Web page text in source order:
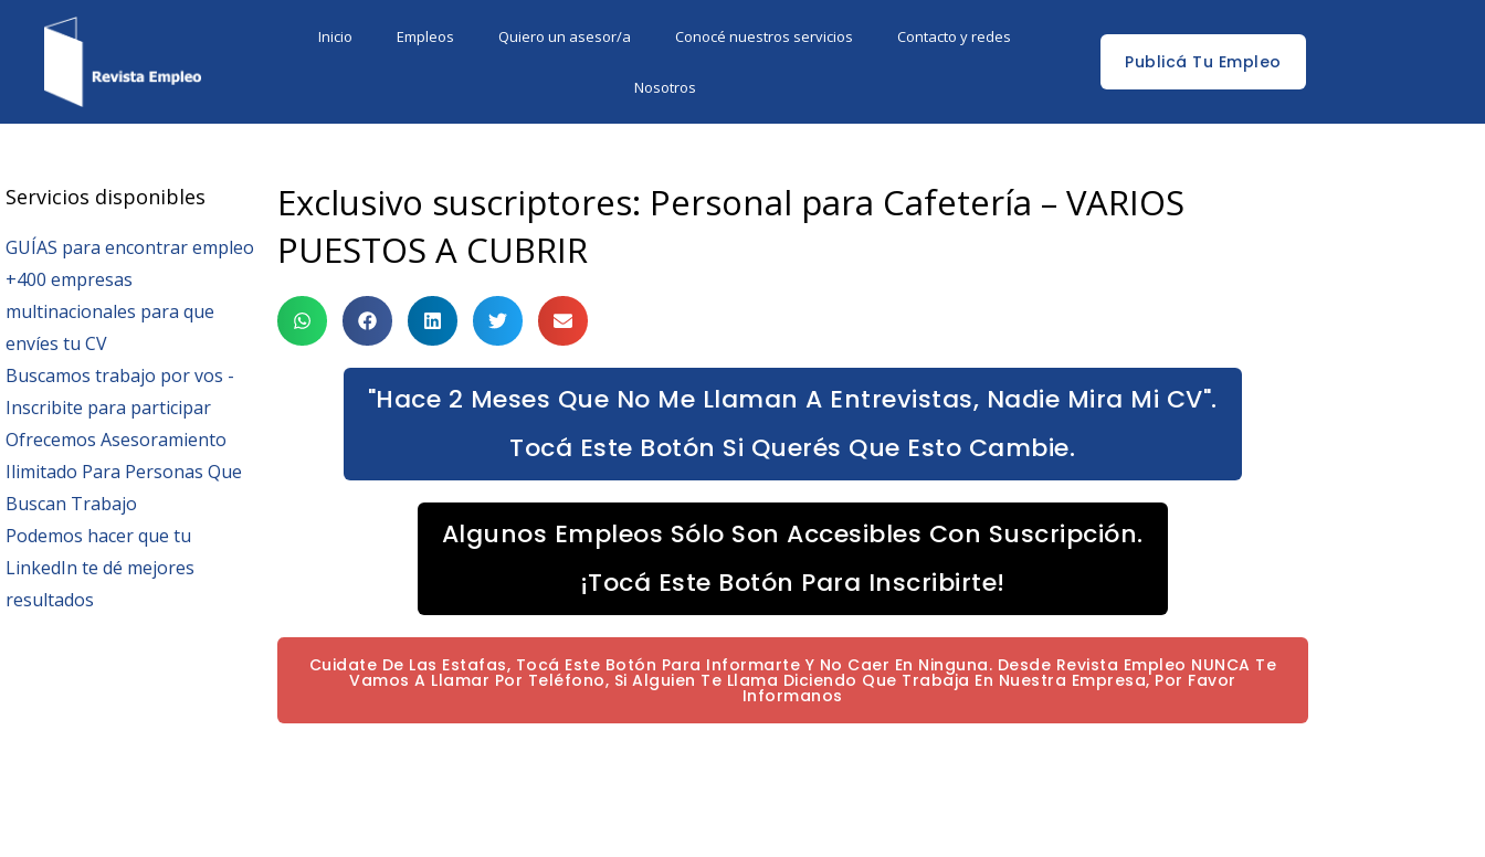
Inicio Empleos Quiero un asesor/a Conocé nuestros servicios Contacto y redes
Nosotros
Publicá Tu Empleo
Servicios disponibles
GUÍAS para encontrar empleo
+400 empresas
multinacionales para que
envíes tu CV
Buscamos trabajo por vos -
Inscribite para participar
Ofrecemos Asesoramiento
Ilimitado Para Personas Que
Buscan Trabajo
Podemos hacer que tu
LinkedIn te dé mejores
resultados
Exclusivo suscriptores: Personal para Cafetería – VARIOS
PUESTOS A CUBRIR
"Hace 2 Meses Que No Me Llaman A Entrevistas, Nadie Mira Mi CV".
Tocá Este Botón Si Querés Que Esto Cambie.
Algunos Empleos Sólo Son Accesibles Con Suscripción.
¡Tocá Este Botón Para Inscribirte!
Cuidate De Las Estafas, Tocá Este Botón Para Informarte Y No Caer En Ninguna. Desde Revista Empleo NUNCA Te
Vamos A Llamar Por Teléfono, Si Alguien Te Llama Diciendo Que Trabaja En Nuestra Empresa, Por Favor
Informanos